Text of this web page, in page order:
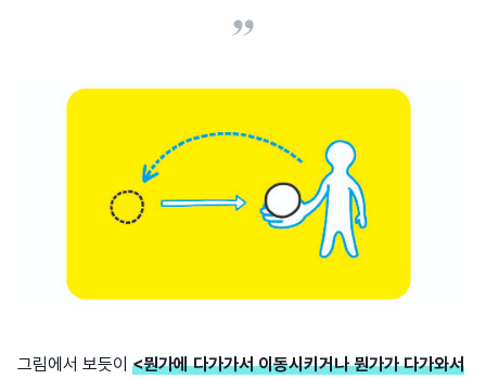
그림에서 보듯이 <뭔가에 다가가서 이동시키거나 뭔가가 다가와서